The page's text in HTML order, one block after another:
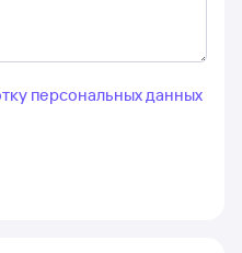
персональных данных